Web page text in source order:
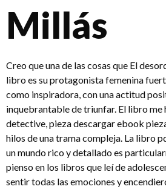
Millás
Creo que una de las cosas que El
libro es su protagonista femenina
como inspiradora, con una actitud
inquebrantable de triunfar. El libro me
detective, pieza descargar ebook
hilos de una trama compleja. La libro
un mundo rico y detallado es
pienso en los libros que leí de
sentir todas las emociones y